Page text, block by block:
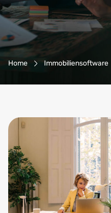
Breadcrumb-Navigation
Home Immobiliensoftware